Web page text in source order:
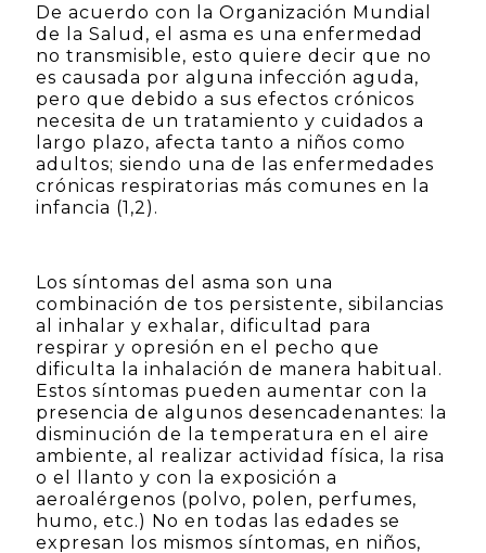
De acuerdo con la Organización Mundial
de la Salud, el asma es una enfermedad
no transmisible, esto quiere decir que no
es causada por alguna infección aguda,
pero que debido a sus efectos crónicos
necesita de un tratamiento y cuidados a
largo plazo, afecta tanto a niños como
adultos; siendo una de las enfermedades
crónicas respiratorias más comunes en la
infancia (1,2).
Los síntomas del asma son una
combinación de tos persistente, sibilancias
al inhalar y exhalar, dificultad para
respirar y opresión en el pecho que
dificulta la inhalación de manera habitual.
Estos síntomas pueden aumentar con la
presencia de algunos desencadenantes: la
disminución de la temperatura en el aire
ambiente, al realizar actividad física, la risa
o el llanto y con la exposición a
aeroalérgenos (polvo, polen, perfumes,
humo, etc.) No en todas las edades se
expresan los mismos síntomas, en niños,